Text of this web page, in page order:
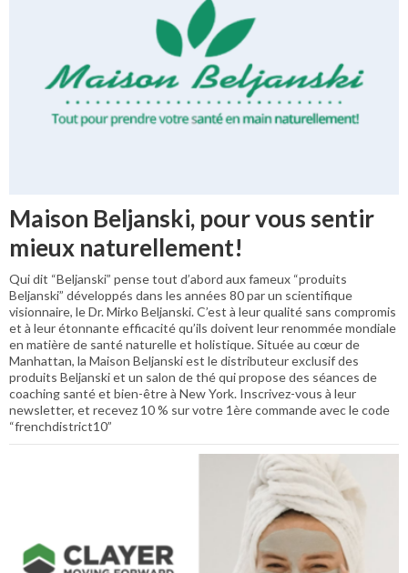
Maison Beljanski, pour vous sentir
mieux naturellement!
Qui dit “Beljanski” pense tout d’abord aux fameux “produits
Beljanski” développés dans les années 80 par un scientifique
visionnaire, le Dr. Mirko Beljanski. C’est à leur qualité sans compromis
et à leur étonnante efficacité qu’ils doivent leur renommée mondiale
en matière de santé naturelle et holistique. Située au cœur de
Manhattan, la Maison Beljanski est le distributeur exclusif des
produits Beljanski et un salon de thé qui propose des séances de
coaching santé et bien-être à New York. Inscrivez-vous à leur
newsletter, et recevez 10 % sur votre 1ère commande avec le code
“frenchdistrict10”